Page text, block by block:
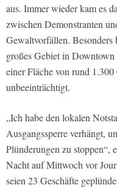
aus. Immer wieder kam es
zwischen Demonstranten
Gewaltvorfällen.
großes Gebiet in
einer Fläche von rund
unbeeinträchtigt.
„Ich habe den lokalen
Ausgangssperre verhängt,
Plünderungen zu stoppen“,
Nacht auf Mittwoch vor
seien 23 Geschäfte